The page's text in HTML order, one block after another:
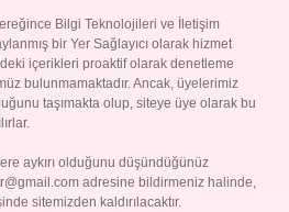
Bilgi Teknolojileri ve İletişim
bir Yer Sağlayıcı olarak hizmet
içerikleri proaktif olarak denetleme
bulunmamaktadır. Ancak, üyelerimiz
taşımakta olup, siteye üye olarak bu
aykırı olduğunu düşündüğünüz
adresine bildirmeniz halinde,
sitemizden kaldırılacaktır.